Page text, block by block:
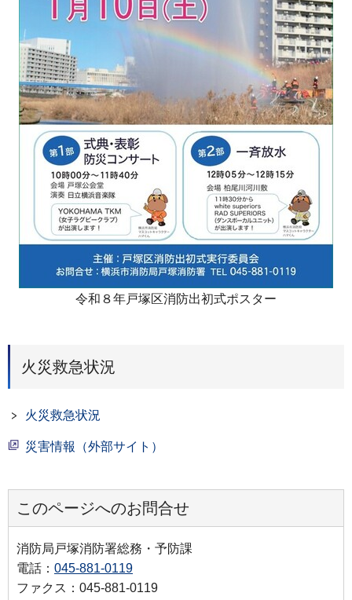
令和８年戸塚区消防出初式ポスター
火災救急状況
火災救急状況
災害情報（外部サイト）
このページへのお問合せ
消防局戸塚消防署総務・予防課
電話： 045-881-0119
ファクス：045-881-0119